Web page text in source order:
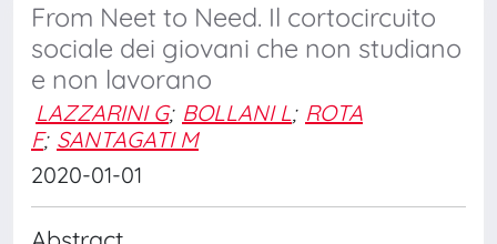
From Neet to Need. Il cortocircuito
sociale dei giovani che non studiano
e non lavorano
LAZZARINI G; BOLLANI L; ROTA
F; SANTAGATI M
2020-01-01